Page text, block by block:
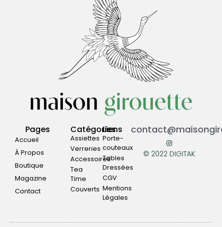
Pages
Accueil
À Propos
Boutique
Magazine
Contact
Catégories
Assiettes
Verreries
Accessoires
Tea
Time
Couverts
Liens
Porte-
couteaux
Tables
Dressées
CGV
Mentions
Légales
© 2022 DIGITAK